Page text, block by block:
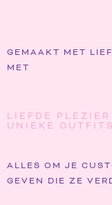
GEMAAKT MET
MET
LIEFDE PLEZIER
UNIEKE
ALLES OM JE
GEVEN DIE ZE